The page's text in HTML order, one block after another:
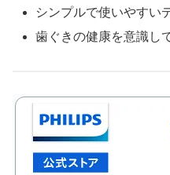
シンプルで使いやすい
歯ぐきの健康を意識し